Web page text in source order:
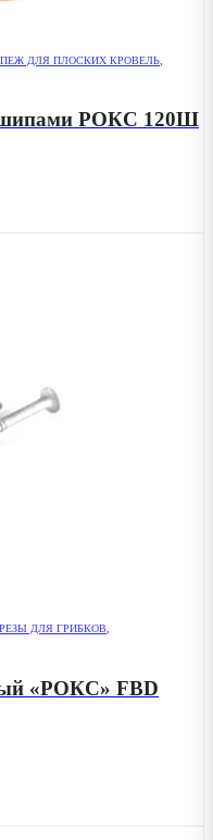
ДЛЯ ПЛОСКИХ КРОВЕЛЬ
шипами РОКС 120Ш
ДЛЯ ГРИБКОВ
«РОКС» FBD